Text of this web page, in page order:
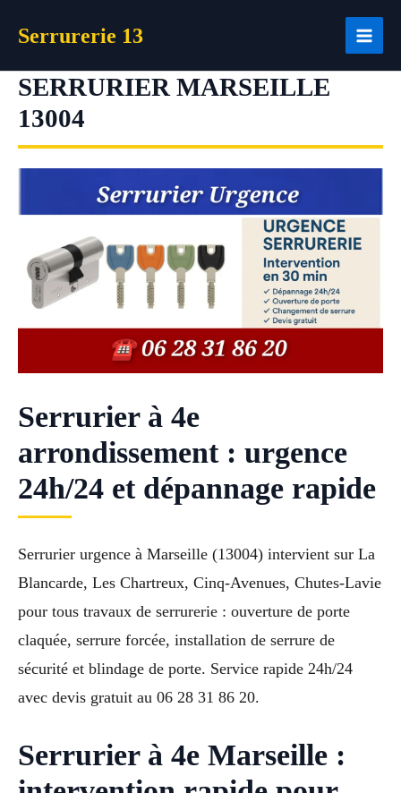
Serrurerie 13
SERRURIER MARSEILLE
13004
Serrurier à 4e
arrondissement : urgence
24h/24 et dépannage rapide
Serrurier urgence à Marseille (13004) intervient sur La
Blancarde, Les Chartreux, Cinq-Avenues, Chutes-Lavie
pour tous travaux de serrurerie : ouverture de porte
claquée, serrure forcée, installation de serrure de
sécurité et blindage de porte. Service rapide 24h/24
avec devis gratuit au 06 28 31 86 20.
Serrurier à 4e Marseille :